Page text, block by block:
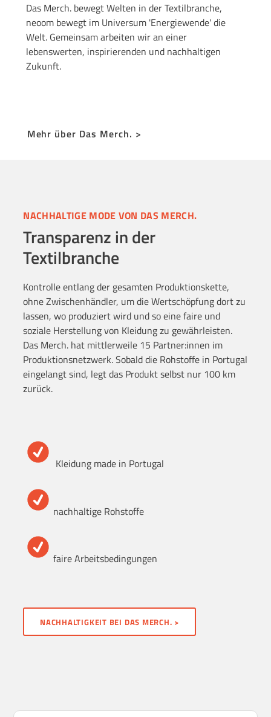
Das Merch. bewegt Welten in der Textilbranche,
neoom bewegt im Universum 'Energiewende' die
Welt. Gemeinsam arbeiten wir an einer
lebenswerten, inspirierenden und nachhaltigen
Zukunft.
Mehr über Das Merch. >
NACHHALTIGE MODE VON DAS MERCH.
Transparenz in der
Textilbranche
Kontrolle entlang der gesamten Produktionskette,
ohne Zwischenhändler, um die Wertschöpfung dort zu
lassen, wo produziert wird und so eine faire und
soziale Herstellung von Kleidung zu gewährleisten.
Das Merch. hat mittlerweile 15 Partner:innen im
Produktionsnetzwerk. Sobald die Rohstoffe in Portugal
eingelangt sind, legt das Produkt selbst nur 100 km
zurück.
Kleidung made in Portugal
nachhaltige Rohstoffe
faire Arbeitsbedingungen
NACHHALTIGKEIT BEI DAS MERCH. >